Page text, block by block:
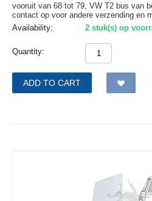
vooruit van 68 tot 79, VW T2 bus van
contact op voor andere verzending en
Availability:
2 stuk(s) op
Quantity:
ADD TO CART